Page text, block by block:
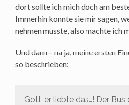
dort soll­te ich mich doch am
Immer­hin konn­te sie mir sagen,
neh­men muss­te, also mach­te ich
Und dann – na ja, mei­ne ers­ten
so beschrieben:
Gott, er lieb­te das…! Der